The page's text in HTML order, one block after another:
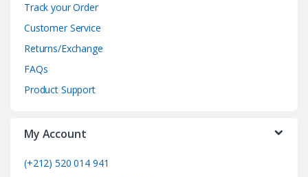
Track your Order
Customer Service
Returns/Exchange
FAQs
Product Support
My Account
(+212) 520 014 941